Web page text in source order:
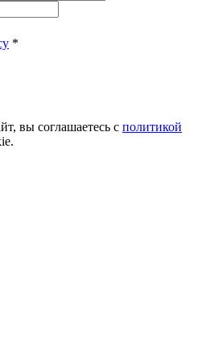
*
вы соглашаетесь с политикой